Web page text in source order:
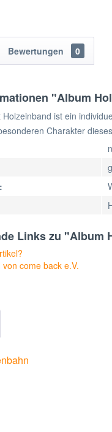
Bewertungen 0
"Album
Holzeinband ist ein
Charakter
Links zu "Album
come back e.V.